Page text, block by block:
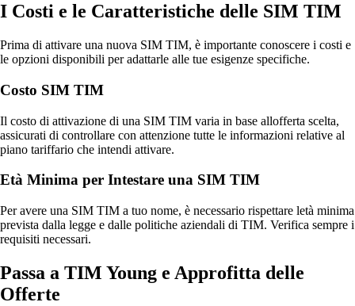
I Costi e le Caratteristiche delle SIM TIM
Prima di attivare una nuova SIM TIM, è importante conoscere i costi e
le opzioni disponibili per adattarle alle tue esigenze specifiche.
Costo SIM TIM
Il costo di attivazione di una SIM TIM varia in base allofferta scelta,
assicurati di controllare con attenzione tutte le informazioni relative al
piano tariffario che intendi attivare.
Età Minima per Intestare una SIM TIM
Per avere una SIM TIM a tuo nome, è necessario rispettare letà minima
prevista dalla legge e dalle politiche aziendali di TIM. Verifica sempre i
requisiti necessari.
Passa a TIM Young e Approfitta delle
Offerte